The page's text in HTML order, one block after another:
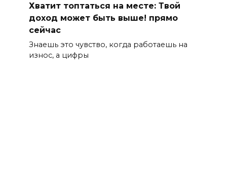
Хватит топтаться на месте: Твой
доход может быть выше! прямо
сейчас
Знаешь это чувство, когда работаешь на
износ, а цифры